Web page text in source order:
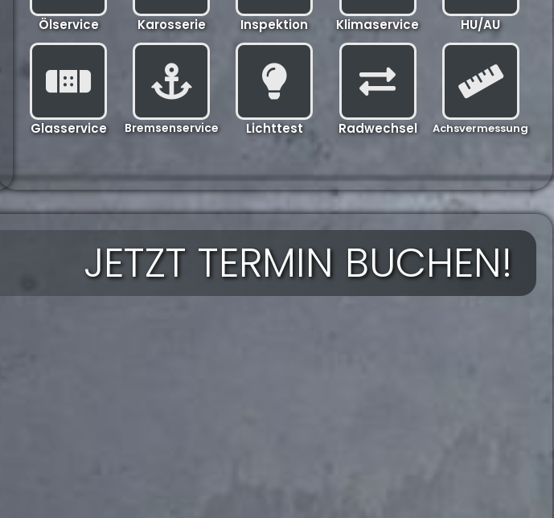
Ölservice Karosserie Inspektion Klimaservice HU/AU
Glasservice Bremsenservice Lichttest Radwechsel Achsvermessung
JETZT TERMIN BUCHEN!